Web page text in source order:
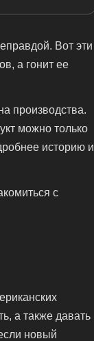
Вот эти
а гонит ее
производства.
можно только
историю и
с
а также давать
новый